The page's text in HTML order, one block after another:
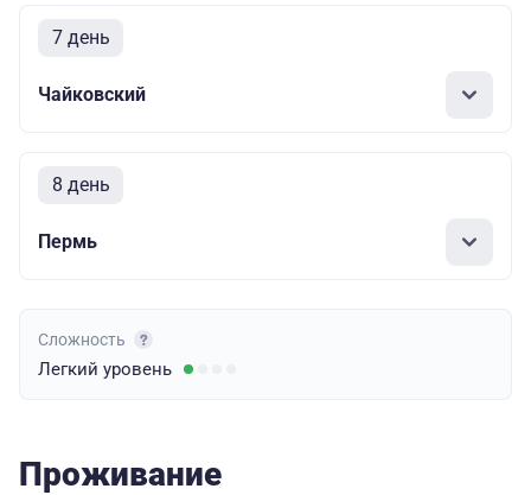
7 день
Чайковский
8 день
Пермь
Сложность
Легкий уровень
Проживание